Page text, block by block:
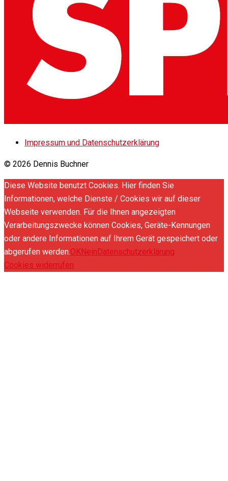
Impressum und Datenschutzerklärung
© 2026 Dennis Buchner
Diese Website benutzt Cookies. Hier finden Sie
Informationen, welche Dienste / Cookies wir auf dieser
Webseite verwenden. Für die Ihnen angezeigten
Verarbeitungszwecke können Cookies, Geräte-Kennungen
oder andere Informationen auf Ihrem Gerät gespeichert oder
abgerufen werden.OKNeinDatenschutzerklärung
Cookies widerrufen